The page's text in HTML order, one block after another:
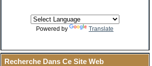
Powered by Translate
Recherche Dans Ce Site Web